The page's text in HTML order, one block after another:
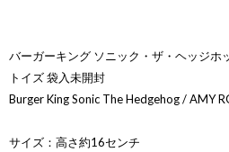
バーガーキング ソニック・ザ・ヘッジホ
トイズ 袋入未開封
Burger King Sonic The Hedgehog / AMY
サイズ：高さ約16センチ